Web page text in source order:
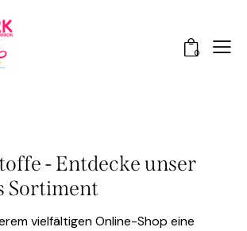
0
- Entdecke unser
Sortiment
vielfältigen Online-Shop eine